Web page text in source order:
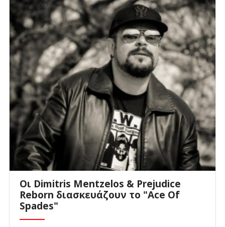
Οι Dimitris Mentzelos & Prejudice
Reborn διασκευάζουν το "Ace Of
Spades"